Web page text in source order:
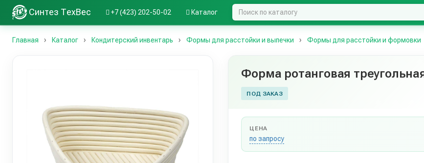
Синтез ТехВес +7 (423) 202-50-02 Каталог
Главная Каталог Кондитерский инвентарь Формы для расстойки и выпечки Формы для расстойки и формовки
Форма ротанговая
ПОД ЗАКАЗ
ЦЕНА
по запросу